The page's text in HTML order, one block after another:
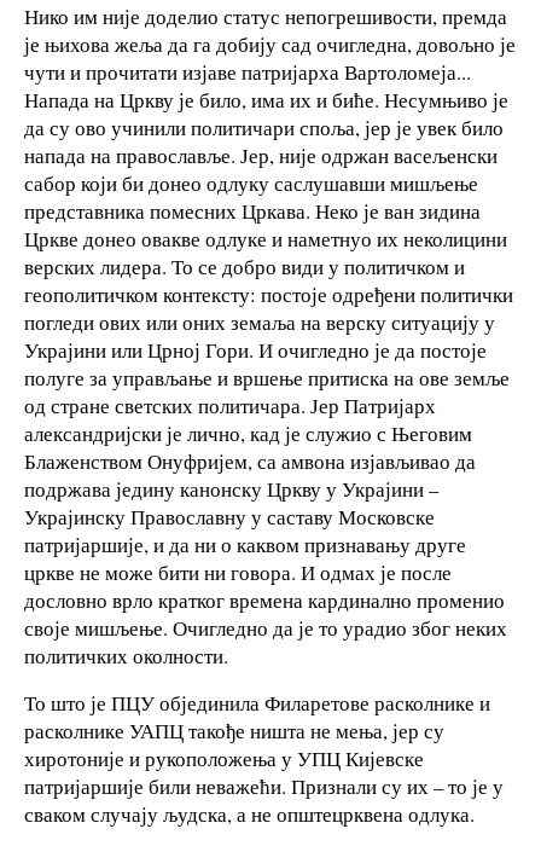
Нико им није доделио статус непогрешивости, премда
је њихова жеља да га добију сад очигледна, довољно је
чути и прочитати изјаве патријарха Вартоломеја...
Напада на Цркву је било, има их и биће. Несумњиво је
да су ово учинили политичари споља, јер је увек било
напада на православље. Јер, није одржан васељенски
сабор који би донео одлуку саслушавши мишљење
представника помесних Цркава. Неко је ван зидина
Цркве донео овакве одлуке и наметнуо их неколицини
верских лидера. То се добро види у политичком и
геополитичком контексту: постоје одређени политички
погледи ових или оних земаља на верску ситуацију у
Украјини или Црној Гори. И очигледно је да постоје
полуге за управљање и вршење притиска на ове земље
од стране светских политичара. Јер Патријарх
александријски је лично, кад је служио с Његовим
Блаженством Онуфријем, са амвона изјављивао да
подржава једину канонску Цркву у Украјини –
Украјинску Православну у саставу Московске
патријаршије, и да ни о каквом признавању друге
цркве не може бити ни говора. И одмах је после
дословно врло кратког времена кардинално променио
своје мишљење. Очигледно да је то урадио због неких
политичких околности.
То што је ПЦУ објединила Филаретове расколнике и
расколнике УАПЦ такође ништа не мења, јер су
хиротоније и рукоположења у УПЦ Кијевске
патријаршије били неважећи. Признали су их – то је у
сваком случају људска, а не општецрквена одлука.